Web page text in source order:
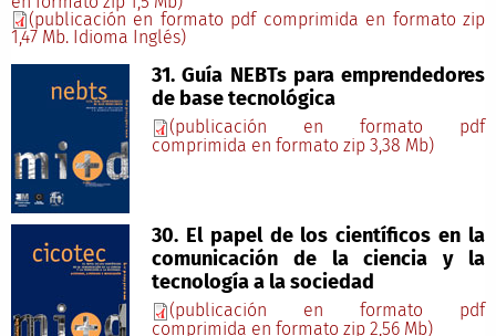
(publicación en formato pdf comprimida en formato zip
1,47 Mb. Idioma Inglés)
31. Guía NEBTs para emprendedores
de base tecnológica
(publicación en formato pdf
comprimida en formato zip 3,38 Mb)
30. El papel de los científicos en la
comunicación de la ciencia y la
tecnología a la sociedad
(publicación en formato pdf
comprimida en formato zip 2,56 Mb)